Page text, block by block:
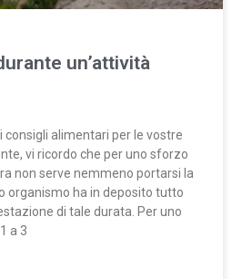
un’attività
consigli alimentari per le vostre
vi ricordo che per uno sforzo
non serve nemmeno portarsi la
organismo ha in deposito tutto
di tale durata. Per uno
a 3